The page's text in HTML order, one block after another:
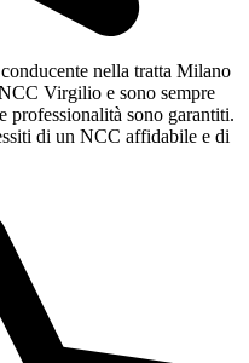
nella tratta Milano
Virgilio e sono sempre
professionalità sono garantiti.
di un NCC affidabile e di